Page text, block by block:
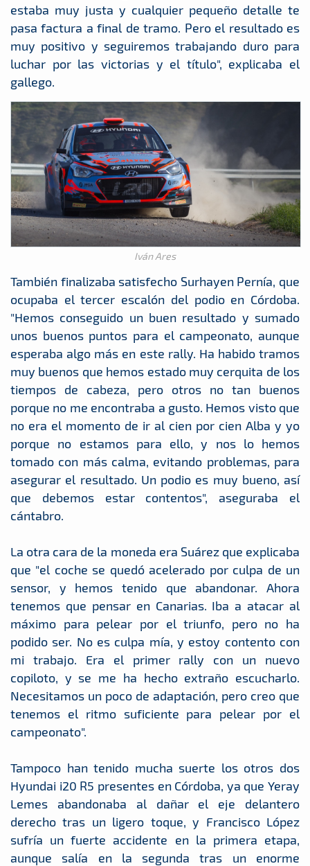
estaba muy justa y cualquier pequeño detalle te
pasa factura a final de tramo. Pero el resultado es
muy positivo y seguiremos trabajando duro para
luchar por las victorias y el título", explicaba el
gallego.
Iván Ares
También finalizaba satisfecho Surhayen Pernía, que
ocupaba el tercer escalón del podio en Córdoba.
"Hemos conseguido un buen resultado y sumado
unos buenos puntos para el campeonato, aunque
esperaba algo más en este rally. Ha habido tramos
muy buenos que hemos estado muy cerquita de los
tiempos de cabeza, pero otros no tan buenos
porque no me encontraba a gusto. Hemos visto que
no era el momento de ir al cien por cien Alba y yo
porque no estamos para ello, y nos lo hemos
tomado con más calma, evitando problemas, para
asegurar el resultado. Un podio es muy bueno, así
que debemos estar contentos", aseguraba el
cántabro.
La otra cara de la moneda era Suárez que explicaba
que "el coche se quedó acelerado por culpa de un
sensor, y hemos tenido que abandonar. Ahora
tenemos que pensar en Canarias. Iba a atacar al
máximo para pelear por el triunfo, pero no ha
podido ser. No es culpa mía, y estoy contento con
mi trabajo. Era el primer rally con un nuevo
copiloto, y se me ha hecho extraño escucharlo.
Necesitamos un poco de adaptación, pero creo que
tenemos el ritmo suficiente para pelear por el
campeonato".
Tampoco han tenido mucha suerte los otros dos
Hyundai i20 R5 presentes en Córdoba, ya que Yeray
Lemes abandonaba al dañar el eje delantero
derecho tras un ligero toque, y Francisco López
sufría un fuerte accidente en la primera etapa,
aunque salía en la segunda tras un enorme